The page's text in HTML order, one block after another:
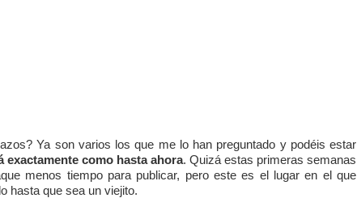
Ya son varios los que me lo han preguntado y podéis estar
exactamente como hasta ahora. Quizá estas primeras semanas
menos tiempo para publicar, pero este es el lugar en el que
hasta que sea un viejito.